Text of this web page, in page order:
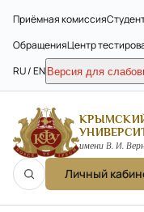
Приёмная комиссия
ОбращенияЦентр
RU / EN Версия для
имени В. И.
Личный